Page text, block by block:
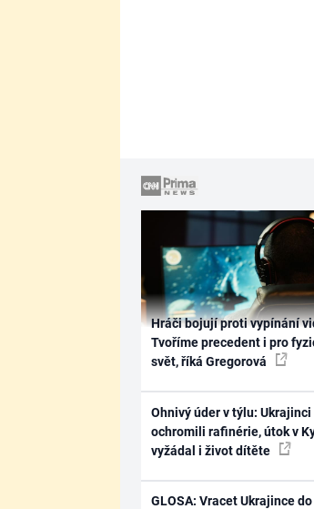
Hráči bojují proti vypínání
Tvoříme precedent i pro
svět, říká Gregorová
Ohnivý úder v týlu: Ukrajinci
ochromili rafinérie, útok v
vyžádal i život dítěte
GLOSA: Vracet Ukrajince